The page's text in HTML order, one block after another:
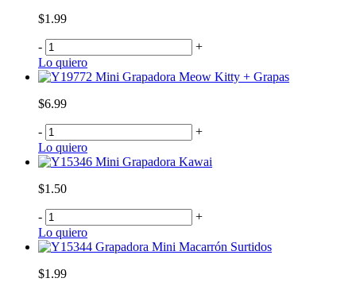
$1.99
-
+
Lo quiero
Mini Grapadora Meow Kitty + Grapas
$6.99
-
+
Lo quiero
Mini Grapadora Kawai
$1.50
-
+
Lo quiero
Grapadora Mini Macarrón Surtidos
$1.99